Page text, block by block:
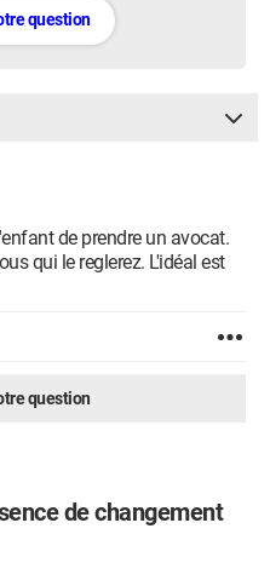
question
de prendre un avocat.
qui le reglerez. L'idéal est
question
de changement